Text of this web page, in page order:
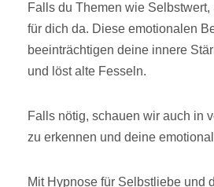
Falls du Themen wie
für dich da. Diese emotionalen
beeinträchtigen deine innere
und löst alte Fesseln.
Falls nötig, schauen wir auch in
zu erkennen und deine
Mit Hypnose für Selbstliebe und